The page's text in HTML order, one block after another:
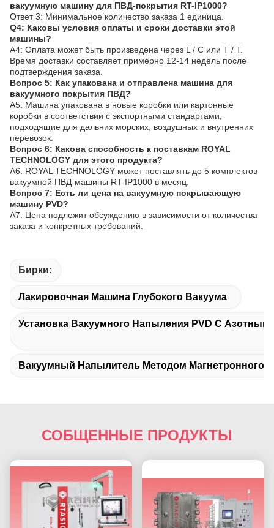
вакуумную машину для ПВД-покрытия RT-IP1000?
Ответ 3: Минимальное количество заказа 1 единица.
Q4: Каковы условия оплаты и сроки доставки этой
машины?
A4: Оплата может быть произведена через L / C или T / T.
Время доставки составляет примерно 12-14 недель после
подтверждения заказа.
Вопрос 5: Как упакована и отправлена машина для
вакуумного покрытия ПВД?
A5: Машина упакована в новые коробки или картонные
коробки в соответствии с экспортными стандартами,
подходящие для дальних морских, воздушных и внутренних
перевозок.
Вопрос 6: Какова способность к поставкам ROYAL
TECHNOLOGY для этого продукта?
A6: ROYAL TECHNOLOGY может поставлять до 5 комплектов
вакуумной ПВД-машины RT-IP1000 в месяц.
Вопрос 7: Есть ли цена на вакуумную покрывающую
машину PVD?
A7: Цена подлежит обсуждению в зависимости от количества
заказа и конкретных требований.
Бирки:
Лакировочная Машина Глубокого Вакуума
Установка Вакуумного Напыления PVD С Азотным
Вакуумный Напылитель Методом Магнетронного
СОБЩЕННЫЕ ПРОДУКТЫ